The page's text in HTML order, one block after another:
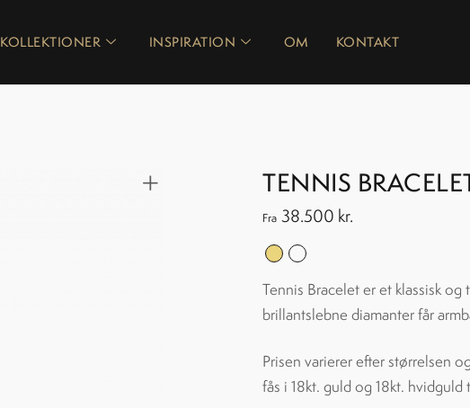
KOLLEKTIONER INSPIRATION OM KONTAKT
TENNIS
Fra 38.500 kr.
Tennis Bracelet er et klassisk
brillantslebne diamanter får
Prisen varierer efter størrelsen
fås i 18kt. guld og 18kt. hvidguld